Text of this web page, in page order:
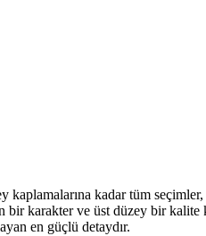
kadar tüm seçimler,
karakter ve üst düzey bir kalite
en güçlü detaydır.